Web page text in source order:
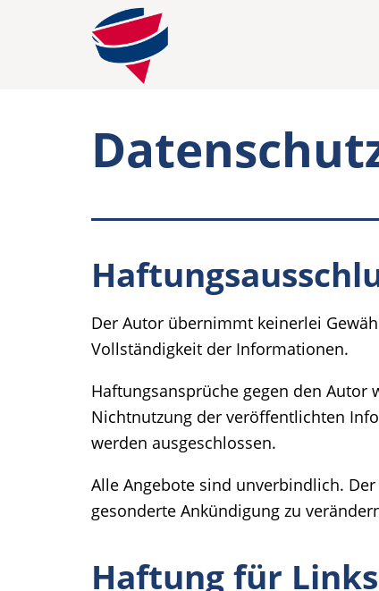
Der Autor übernimmt keinerlei
Vollständigkeit der Informationen.
Haftungsansprüche gegen den
Nichtnutzung der veröffentlichten
werden ausgeschlossen.
Alle Angebote sind unverbindlich.
gesonderte Ankündigung zu
Haftung für Links